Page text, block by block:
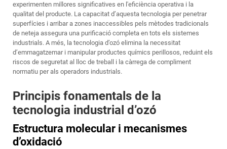
experimenten millores significatives en l'eficiència operativa i la
qualitat del producte. La capacitat d’aquesta tecnologia per penetrar
superfícies i arribar a zones inaccessibles pels mètodes tradicionals
de neteja assegura una purificació completa en tots els sistemes
industrials. A més, la tecnologia d’ozó elimina la necessitat
d’emmagatzemar i manipular productes químics perillosos, reduint els
riscos de seguretat al lloc de treball i la càrrega de compliment
normatiu per als operadors industrials.
Principis fonamentals de la
tecnologia industrial d’ozó
Estructura molecular i mecanismes
d’oxidació